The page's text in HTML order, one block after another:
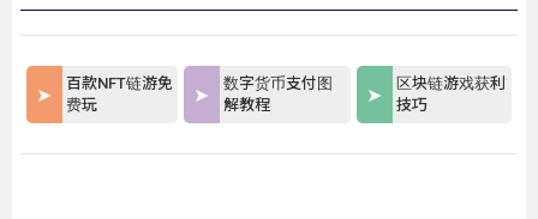
百款NFT链游免
费玩
数字货币支付图
解教程
区块链游戏获利
技巧